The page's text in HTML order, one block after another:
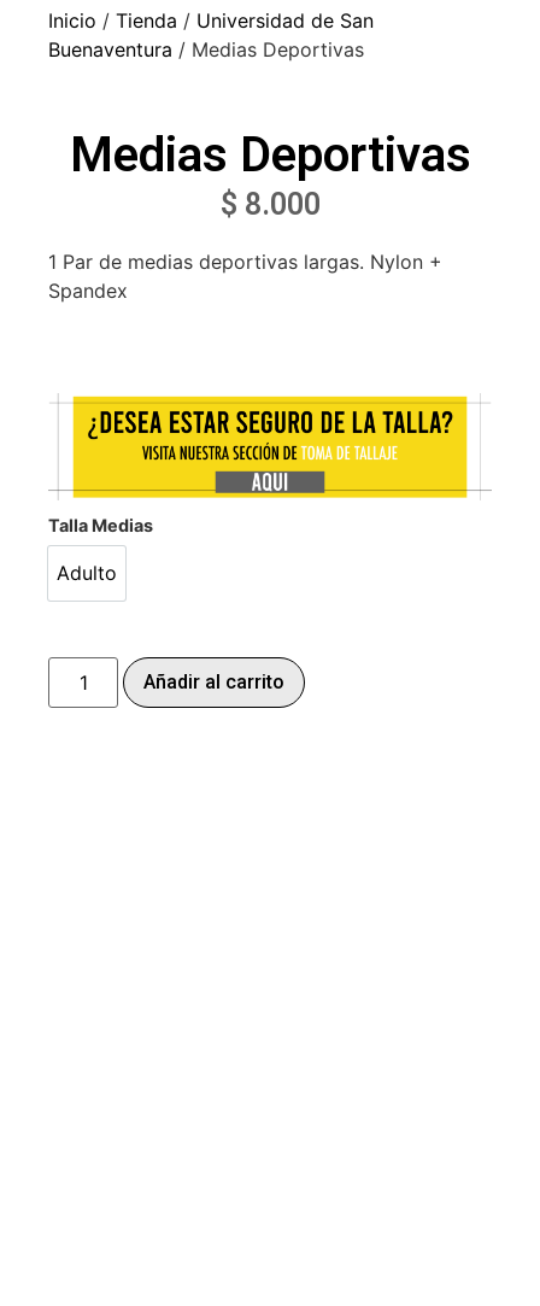
Inicio / Tienda / Universidad de San
Buenaventura / Medias Deportivas
Medias Deportivas
$ 8.000
1 Par de medias deportivas largas. Nylon +
Spandex
Talla Medias
Adulto
Adulto
Añadir al carrito